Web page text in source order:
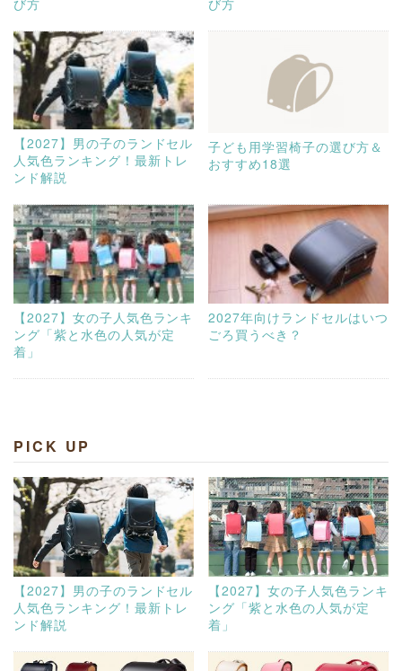
び方
び方
【2027】男の子のランドセル
人気色ランキング！最新トレ
ンド解説
子ども用学習椅子の選び方＆
おすすめ18選
【2027】女の子人気色ランキ
ング「紫と水色の人気が定
着」
2027年向けランドセルはいつ
ごろ買うべき？
PICK UP
【2027】男の子のランドセル
人気色ランキング！最新トレ
ンド解説
【2027】女の子人気色ランキ
ング「紫と水色の人気が定
着」